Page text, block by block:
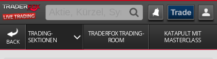
BACK
TRADING-
SEKTIONEN
TRADERFOX TRADING-
ROOM
KATAPULT MIT
MASTERCLASS